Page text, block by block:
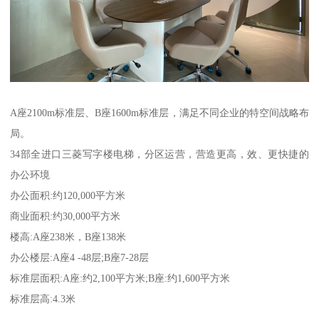
A座2100m标准层、B座1600m标准层，满足不同企业的特空间战略布
局。
34部全进口三菱写字楼电梯，分区运营，营造更高，效、更快捷的
办公环境
办公面积:约120,000平方米
商业面积:约30,000平方米
楼高:A座238米，B座138米
办公楼层:A座4 -48层;B座7-28层
标准层面积:A座:约2,100平方米;B座:约1,600平方米
标准层高:4.3米